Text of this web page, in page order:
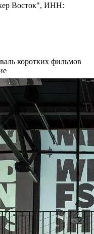
Восток", ИНН:
коротких фильмов